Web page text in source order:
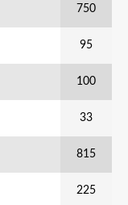
750
95
100
33
815
225